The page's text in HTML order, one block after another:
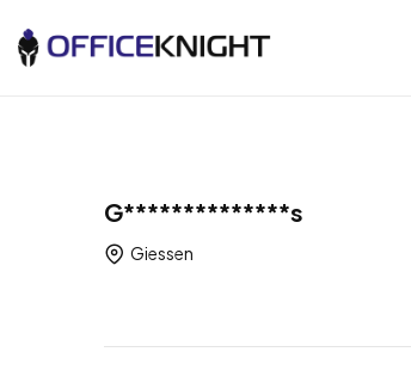
G**************s
Giessen